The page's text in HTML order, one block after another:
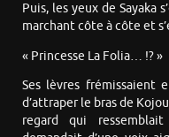
Puis, les yeux de Sayaka
marchant côte à côte et
« Princesse La Folia… !? »
Ses lèvres frémissaient
d’attraper le bras de
regard qui